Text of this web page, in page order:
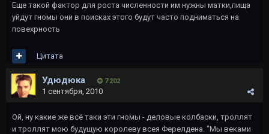
Еще такой фактор для роста численности им нужны матки,пища
уйдут гномы они в поисках этого будут часто подниматься на
повехрность
Цитата
Удюдюка 7 202
1 сентября, 2010
Ой, ну какие же всё таки эти гномы - деловые колбаски, троллят
и троллят мою будущую королеву всея Ферелдена. "Мы веками